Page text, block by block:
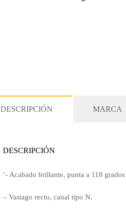
DESCRIPCIÓN MARCA
DESCRIPCIÓN
‘- Acabado brillante, punta a 118 grados
– Vastago recto, canal tipo N.